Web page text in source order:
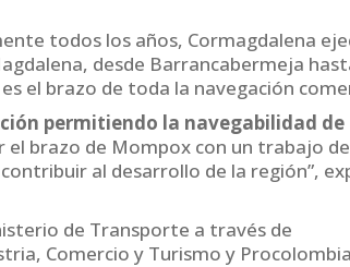
todos los años, Cormagdalena
desde Barrancabermeja
el brazo de toda la navegación
permitiendo la navegabilidad de
el brazo de Mompox con un trabajo
al desarrollo de la región”,
de Transporte a través de
Comercio y Turismo y